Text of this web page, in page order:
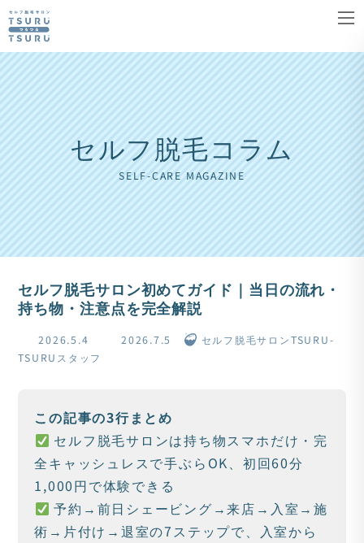
コ
ン
テ
ナ
ビ
ゲ
セルフ脱毛コラム
SELF-CARE MAGAZINE
セルフ脱毛サロン初めてガイド｜当日の流れ・
持ち物・注意点を完全解説
2026.5.4
最
日
時
:
2026.7.5
セルフ脱毛サロンTSURU-
TSURUスタッフ
この記事の3行まとめ
セルフ脱毛サロンは持ち物スマホだけ・完
全キャッシュレスで手ぶらOK、初回60分
1,000円で体験できる
予約→前日シェービング→来店→入室→施
術→片付け→退室の7ステップで、入室から